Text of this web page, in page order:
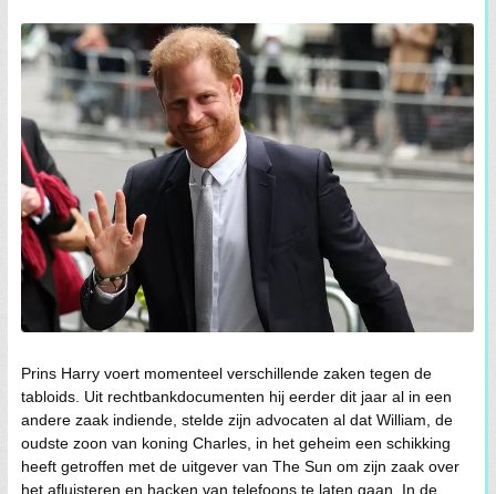
Prins Harry voert momenteel verschillende zaken tegen de
tabloids. Uit rechtbankdocumenten hij eerder dit jaar al in een
andere zaak indiende, stelde zijn advocaten al dat William, de
oudste zoon van koning Charles, in het geheim een schikking
heeft getroffen met de uitgever van The Sun om zijn zaak over
het afluisteren en hacken van telefoons te laten gaan. In de